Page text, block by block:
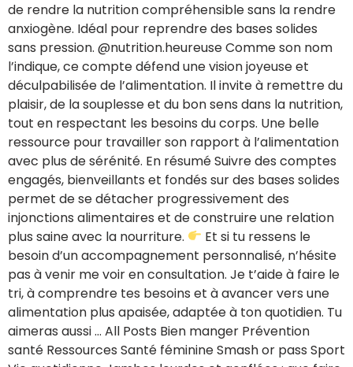
de rendre la nutrition compréhensible sans la rendre
anxiogène. Idéal pour reprendre des bases solides
sans pression. @nutrition.heureuse Comme son nom
l’indique, ce compte défend une vision joyeuse et
déculpabilisée de l’alimentation. Il invite à remettre du
plaisir, de la souplesse et du bon sens dans la nutrition,
tout en respectant les besoins du corps. Une belle
ressource pour travailler son rapport à l’alimentation
avec plus de sérénité. En résumé Suivre des comptes
engagés, bienveillants et fondés sur des bases solides
permet de se détacher progressivement des
injonctions alimentaires et de construire une relation
plus saine avec la nourriture.
Et si tu ressens le
besoin d’un accompagnement personnalisé, n’hésite
pas à venir me voir en consultation. Je t’aide à faire le
tri, à comprendre tes besoins et à avancer vers une
alimentation plus apaisée, adaptée à ton quotidien. Tu
aimeras aussi … All Posts Bien manger Prévention
santé Ressources Santé féminine Smash or pass Sport